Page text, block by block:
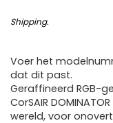
Shipping.
Voer het
dat dit past.
Geraffineerd RGB-
CorSAIR
wereld, voor